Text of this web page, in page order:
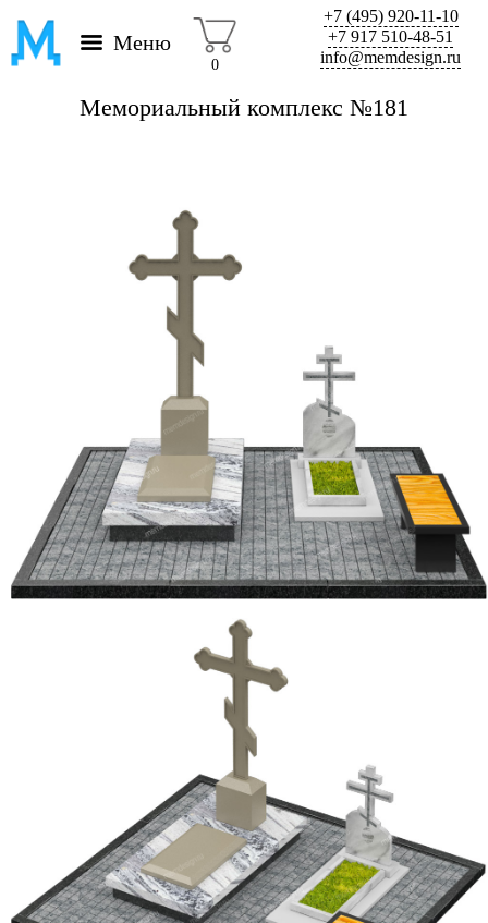
Меню
0
+7 (495) 920-11-10
+7 917 510-48-51
info@memdesign.ru
Мемориальный комплекс №181